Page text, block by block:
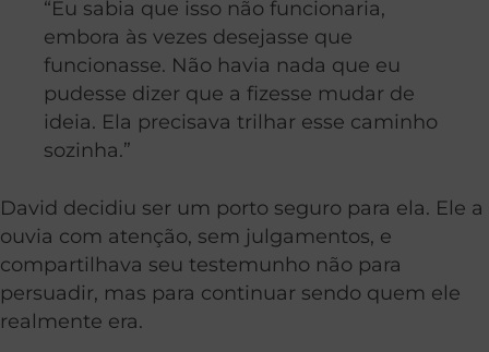
“Eu sabia que isso não funcionaria,
embora às vezes desejasse que
funcionasse. Não havia nada que eu
pudesse dizer que a fizesse mudar de
ideia. Ela precisava trilhar esse caminho
sozinha.”
David decidiu ser um porto seguro para ela. Ele a
ouvia com atenção, sem julgamentos, e
compartilhava seu testemunho não para
persuadir, mas para continuar sendo quem ele
realmente era.